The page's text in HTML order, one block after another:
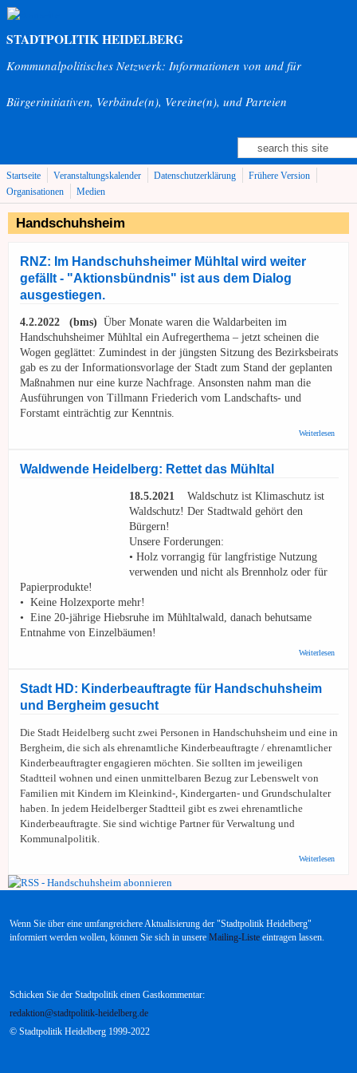
Direkt zum Inhalt
STADTPOLITIK HEIDELBERG
Kommunalpolitisches Netzwerk: Informationen von und für
Bürgerinitiativen, Verbände(n), Vereine(n), und Parteien
Suchformular
Suche
Startseite Veranstaltungskalender Datenschutzerklärung
Frühere Version
Organisationen
Medien
Handschuhsheim
RNZ: Im Handschuhsheimer Mühltal wird weiter
gefällt - "Aktionsbündnis" ist aus dem Dialog
ausgestiegen.
4.2.2022 (bms) Über Monate waren die Waldarbeiten im
Handschuhsheimer Mühltal ein Aufregerthema – jetzt scheinen die
Wogen geglättet: Zumindest in der jüngsten Sitzung des Bezirksbeirats
gab es zu der Informationsvorlage der Stadt zum Stand der geplanten
Maßnahmen nur eine kurze Nachfrage. Ansonsten nahm man die
Ausführungen von Tillmann Friederich vom Landschafts- und
Forstamt einträchtig zur Kenntnis.
Weiterlesen
Waldwende Heidelberg: Rettet das Mühltal
18.5.2021
Waldschutz ist Klimaschutz ist
Waldschutz! Der Stadtwald gehört den
Bürgern!
Unsere Forderungen:
• Holz vorrangig für langfristige Nutzung
verwenden und nicht als Brennholz oder für
Papierprodukte!
• Keine Holzexporte mehr!
• Eine 20-jährige Hiebsruhe im Mühltalwald, danach behutsame
Entnahme von Einzelbäumen!
Weiterlesen
Stadt HD: Kinderbeauftragte für Handschuhsheim
und Bergheim gesucht
Die Stadt Heidelberg sucht zwei Personen in Handschuhsheim und eine in
Bergheim, die sich als ehrenamtliche Kinderbeauftragte / ehrenamtlicher
Kinderbeauftragter engagieren möchten. Sie sollten im jeweiligen
Stadtteil wohnen und einen unmittelbaren Bezug zur Lebenswelt von
Familien mit Kindern im Kleinkind-, Kindergarten- und Grundschulalter
haben. In jedem Heidelberger Stadtteil gibt es zwei ehrenamtliche
Kinderbeauftragte. Sie sind wichtige Partner für Verwaltung und
Kommunalpolitik.
Weiterlesen
Wenn Sie über eine umfangreichere Aktualisierung der "Stadtpolitik Heidelberg"
informiert werden wollen, können Sie sich in unsere Mailing-Liste eintragen lassen.
Schicken Sie der Stadtpolitik einen Gastkommentar:
redaktion@stadtpolitik-heidelberg.de
© Stadtpolitik Heidelberg 1999-2022